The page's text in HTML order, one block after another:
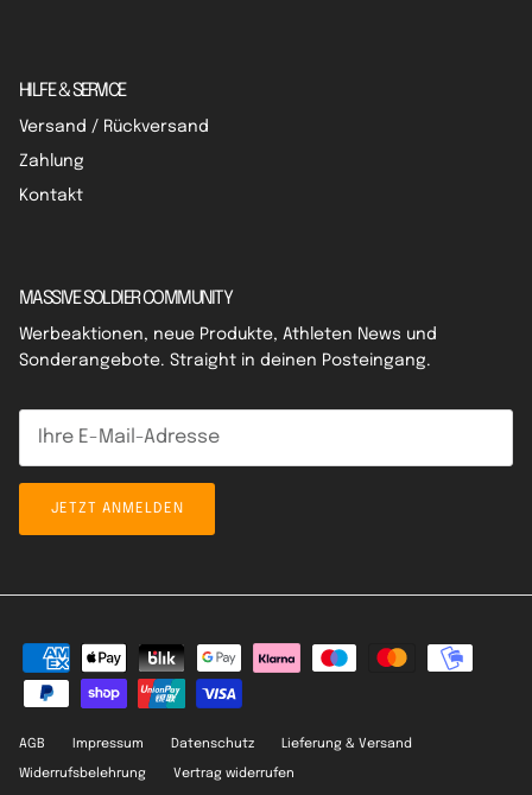
HILFE & SERVICE
Versand / Rückversand
Zahlung
Kontakt
MASSIVE SOLDIER COMMUNITY
Werbeaktionen, neue Produkte, Athleten News und
Sonderangebote. Straight in deinen Posteingang.
JETZT ANMELDEN
AGB Impressum Datenschutz Lieferung & Versand
Widerrufsbelehrung Vertrag widerrufen